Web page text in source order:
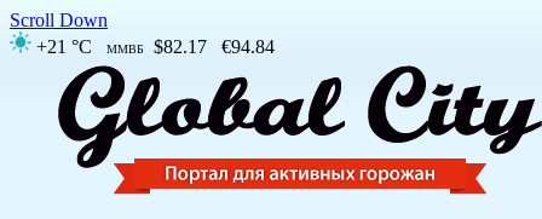
Scroll Down
+21 °C
ММВБ $82.17 €94.84